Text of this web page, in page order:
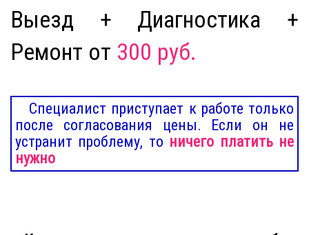
Выезд + Диагностика +
Ремонт от 300 руб.
Специалист приступает к работе только
после согласования цены. Если он не
устранит проблему, то ничего платить не
нужно